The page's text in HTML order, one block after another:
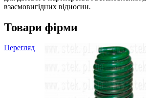
взаємовигідних відносин.
Товари фірми
Перегляд